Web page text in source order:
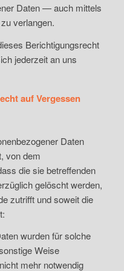
Daten — auch mittels
verlangen.
Berichtigungsrecht
jederzeit an uns
auf Vergessen
Daten
von dem
die sie betreffenden
gelöscht werden,
zutrifft und soweit die
wurden für solche
Weise
mehr notwendig